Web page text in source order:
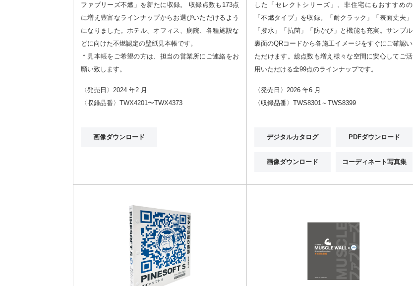
ファブリーズ不燃」を新たに収録。 収録点数も173点
に増え豊富なラインナップからお選びいただけるよう
になりました。ホテル、オフィス、病院、各種施設な
どに向けた不燃認定の壁紙見本帳です。
＊見本帳をご希望の方は、担当の営業所にご連絡をお
願い致します。
〈発売日〉2024 年2 月
〈収録品番〉TWX4201〜TWX4373
画像ダウンロード
した「セレクトシリーズ」、非住宅にもおすすめの
「不燃タイプ」を収録。「耐クラック」「表面丈夫」
「撥水」「抗菌」「防かび」と機能も充実。サンプル
裏面のQRコードから各施工イメージをすぐにご確認い
ただけます。総点数も増え様々な空間に安心してご活
用いただける全99点のラインナップです。
〈発売日〉2026 年6 月
〈収録品番〉TWS8301～TWS8399
デジタルカタログ PDFダウンロード
画像ダウンロード コーディネート写真集